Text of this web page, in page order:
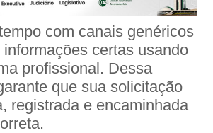
com canais genéricos
certas usando
profissional. Dessa
que sua solicitação
registrada e encaminhada